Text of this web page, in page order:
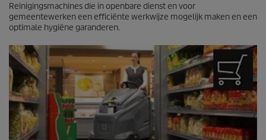
Reinigingsmachines die in openbare dienst en voor
gemeentewerken een efficiënte werkwijze mogelijk maken en een
optimale hygiëne garanderen.